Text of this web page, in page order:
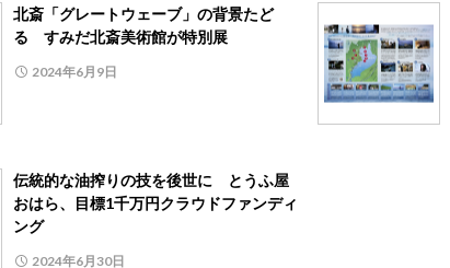
北斎「グレートウェーブ」の背景たど
る すみだ北斎美術館が特別展
2024年6月9日
伝統的な油搾りの技を後世に とうふ屋
おはら、目標1千万円クラウドファンディ
ング
2024年6月30日